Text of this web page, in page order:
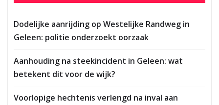
Dodelijke aanrijding op Westelijke Randweg in
Geleen: politie onderzoekt oorzaak
Aanhouding na steekincident in Geleen: wat
betekent dit voor de wijk?
Voorlopige hechtenis verlengd na inval aan